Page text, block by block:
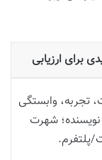
برای ارزیابی
تجربه، وابستگی
نویسنده؛ شهرت
پلتفرم.